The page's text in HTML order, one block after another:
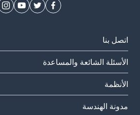
اتصل بنا
الأسئلة الشائعة والمساعدة
الأنظمة
مدونة الهندسة